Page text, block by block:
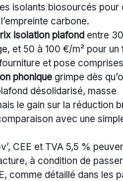
isolants biosourcés pour
carbone.
isolation plafond entre
et 50 à 100 €/m² pour un
et pose
phonique grimpe dès
désolidarisé, masse
le gain sur la réduction
avec une
CEE et TVA 5,5 %
à condition de
comme détaillé dans les